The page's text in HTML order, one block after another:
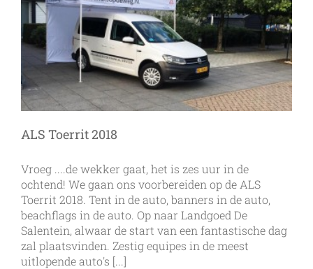
ALS Toerrit 2018
Vroeg ....de wekker gaat, het is zes uur in de
ochtend! We gaan ons voorbereiden op de ALS
Toerrit 2018. Tent in de auto, banners in de auto,
beachflags in de auto. Op naar Landgoed De
Salentein, alwaar de start van een fantastische dag
zal plaatsvinden. Zestig equipes in de meest
uitlopende auto's [...]